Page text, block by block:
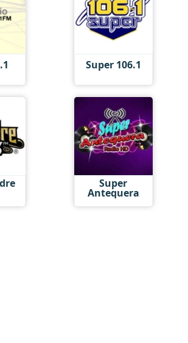
Super 106.1
Super
Antequera